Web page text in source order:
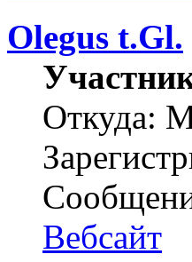
Olegus t.Gl.
Откуда:
Вебсайт